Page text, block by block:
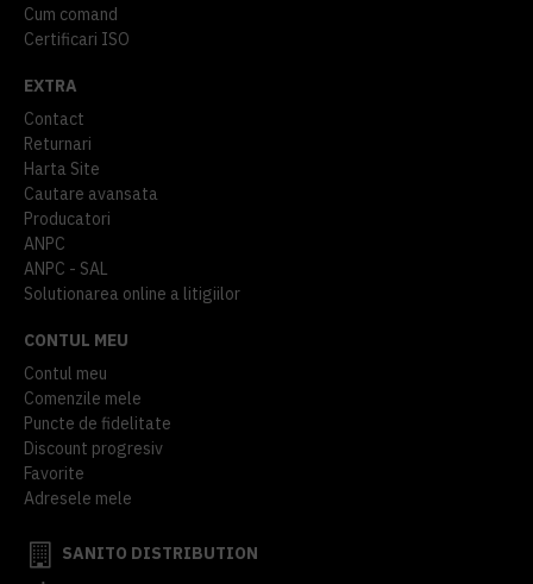
Cum comand
Certificari ISO
EXTRA
Contact
Returnari
Harta Site
Cautare avansata
Producatori
ANPC
ANPC - SAL
Solutionarea online a litigiilor
CONTUL MEU
Contul meu
Comenzile mele
Puncte de fidelitate
Discount progresiv
Favorite
Adresele mele
SANITO DISTRIBUTION